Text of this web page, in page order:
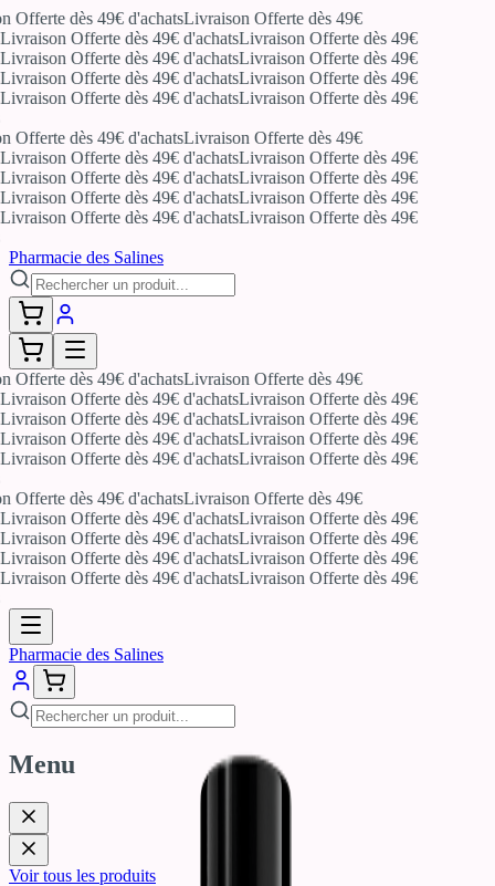
Offerte dès 49€ d'achatsLivraison Offerte dès 49€
Offerte dès 49€ d'achatsLivraison Offerte dès 49€
Offerte dès 49€ d'achatsLivraison Offerte dès 49€
Offerte dès 49€ d'achatsLivraison Offerte dès 49€
Offerte dès 49€ d'achatsLivraison Offerte dès 49€
Offerte dès 49€ d'achatsLivraison Offerte dès 49€
Offerte dès 49€ d'achatsLivraison Offerte dès 49€
Offerte dès 49€ d'achatsLivraison Offerte dès 49€
Offerte dès 49€ d'achatsLivraison Offerte dès 49€
Offerte dès 49€ d'achatsLivraison Offerte dès 49€
Pharmacie des Salines
Offerte dès 49€ d'achatsLivraison Offerte dès 49€
Offerte dès 49€ d'achatsLivraison Offerte dès 49€
Offerte dès 49€ d'achatsLivraison Offerte dès 49€
Offerte dès 49€ d'achatsLivraison Offerte dès 49€
Offerte dès 49€ d'achatsLivraison Offerte dès 49€
Offerte dès 49€ d'achatsLivraison Offerte dès 49€
Offerte dès 49€ d'achatsLivraison Offerte dès 49€
Offerte dès 49€ d'achatsLivraison Offerte dès 49€
Offerte dès 49€ d'achatsLivraison Offerte dès 49€
Offerte dès 49€ d'achatsLivraison Offerte dès 49€
Pharmacie des Salines
Menu
Voir tous les produits